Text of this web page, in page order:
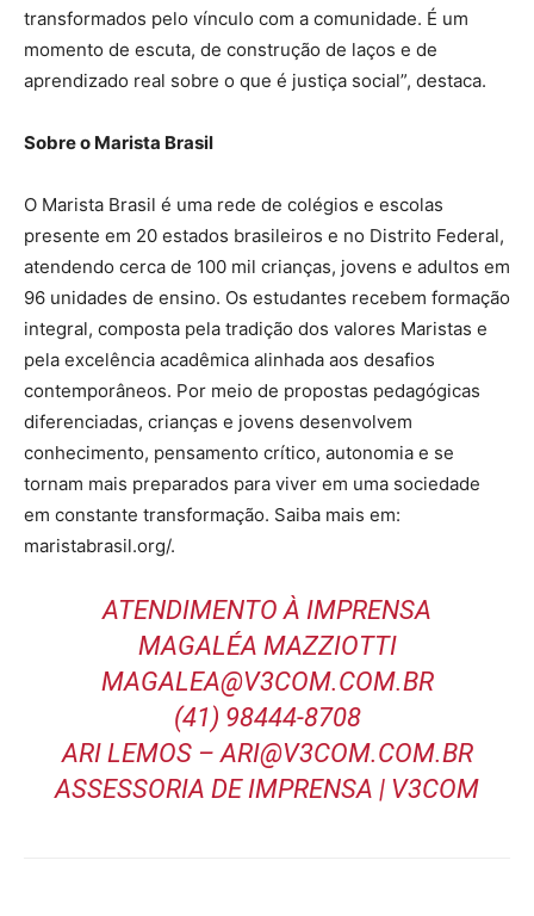
transformados pelo vínculo com a comunidade. É um
momento de escuta, de construção de laços e de
aprendizado real sobre o que é justiça social”, destaca.
Sobre o Marista Brasil
O Marista Brasil é uma rede de colégios e escolas
presente em 20 estados brasileiros e no Distrito Federal,
atendendo cerca de 100 mil crianças, jovens e adultos em
96 unidades de ensino. Os estudantes recebem formação
integral, composta pela tradição dos valores Maristas e
pela excelência acadêmica alinhada aos desafios
contemporâneos. Por meio de propostas pedagógicas
diferenciadas, crianças e jovens desenvolvem
conhecimento, pensamento crítico, autonomia e se
tornam mais preparados para viver em uma sociedade
em constante transformação. Saiba mais em:
maristabrasil.org/.
ATENDIMENTO À IMPRENSA
MAGALÉA MAZZIOTTI
MAGALEA@V3COM.COM.BR
(41) 98444-8708
ARI LEMOS – ARI@V3COM.COM.BR
ASSESSORIA DE IMPRENSA | V3COM